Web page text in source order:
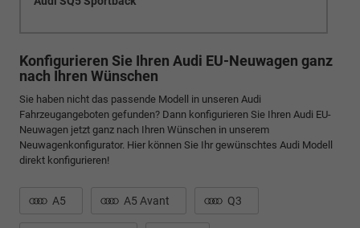
Konfigurieren Sie Ihren Audi EU-Neuwagen ganz
nach Ihren Wünschen
Sie haben nicht das passende Modell in unseren Audi
Fahrzeugangeboten gefunden? Dann konfigurieren Sie Ihren Audi EU-
Neuwagen jetzt ganz nach Ihren Wünschen in unserem
Neuwagenkonfigurator. Hier können Sie Ihr gewünschtes Audi Modell
direkt konfigurieren!
A5 A5 Avant Q3